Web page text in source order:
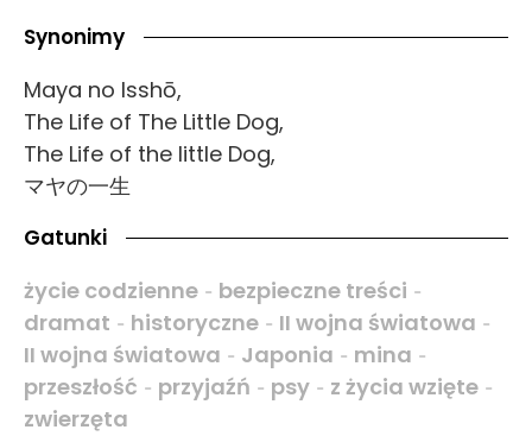
Synonimy
Maya no Isshō,
The Life of The Little Dog,
The Life of the little Dog,
マヤの一生
Gatunki
życie codzienne - bezpieczne treści -
dramat - historyczne - II wojna światowa -
II wojna światowa - Japonia - mina -
przeszłość - przyjaźń - psy - z życia wzięte -
zwierzęta